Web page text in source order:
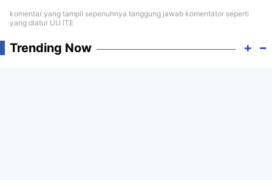
komentar yang tampil sepenuhnya tanggung jawab komentator seperti
yang diatur UU ITE
Trending Now